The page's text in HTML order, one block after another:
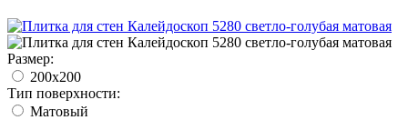
Размер:
200x200
Тип поверхности:
Матовый